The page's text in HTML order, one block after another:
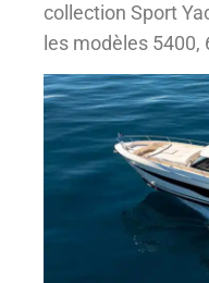
collection Sport
les modèles 5400,